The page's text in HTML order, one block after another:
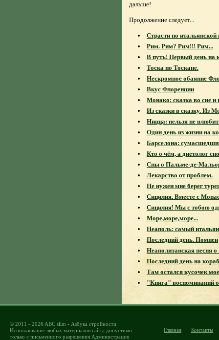
дальше!
Продолжение следует...
Страсти по итальянской
Рим. Рим? Рим!!! Рим...
В путь! Первый день на
Тоска по Тоскане.
Нескромное обаяние
Вкус Флоренции
Монако: сказка во сне и
Из сказки в сказку. Из
Ницца: нельзя не
Один день из жизни на
Барселона:
Кто о чём, а диетолог
Сны о Пальме-де-
Лекарство от проблем.
Не нужен мне берег
Сицилия. Вместе с
Сицилия! Мы с тобою
Море,море,море...
Неаполь: самый
Последний день. Помпеи
Неаполитанская песня
Последний день на
Там остался кусочек
"Книга" воспоминаний о
Главная Контакты
© 2011 - 2026 ABC slim - Азбука стройности
Использование любых материалов сайта допустимо
только с письменного разрешения Администрации